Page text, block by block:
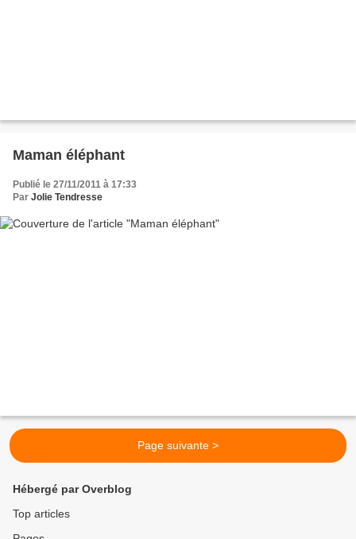
Maman éléphant
Publié le 27/11/2011 à 17:33
Par Jolie Tendresse
Page suivante >
Hébergé par Overblog
Top articles